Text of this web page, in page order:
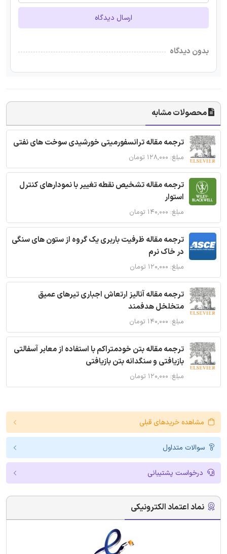
ارسال دیدگاه
بدون دیدگاه
محصولات مشابه
ترجمه مقاله ترانسفورمیتی خورشیدی سوخت های نفتی
مبلغ: ۱۲۸,۰۰۰ تومان
ترجمه مقاله تشخیص نقطه تغییر با نمودارهای کنترل
استوار
مبلغ: ۱۴۰,۰۰۰ تومان
ترجمه مقاله ظرفیت باربری یک گروه از ستون های سنگی
در خاک نرم
مبلغ: ۱۲۰,۰۰۰ تومان
ترجمه مقاله آنالیز ارتعاش اجباری تیرهای عمیق
متخلخل هدفمند
مبلغ: ۱۴۰,۰۰۰ تومان
ترجمه مقاله بتن خودمتراکم با استفاده از معابر آسفالتی
بازیافتی و سنگدانه بتن بازیافتی
مبلغ: ۱۲۰,۰۰۰ تومان
مشاهده خریدهای قبلی
سوالات متداول
درخواست پشتیبانی
نماد اعتماد الکترونیکی